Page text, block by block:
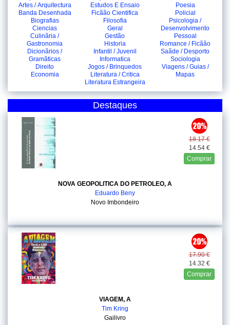
Artes / Arquitectura
Banda Desenhada
Biografias
Ciencias
Culinãria /
Gastronomia
Dicionãrios /
Gramãticas
Direito
Economia
Estudos E Ensaio
Ficãão Cientifica
Filosofia
Geral
Gestão
Historia
Infantil / Juvenil
Informatica
Jogos / Brinquedos
Literatura / Critica
Literatura Estrangeira
Poesia
Policial
Psicologia /
Desenvolvimento
Pessoal
Romance / Ficãão
Saãde / Desporto
Sociologia
Viagens / Guias /
Mapas
Destaques
18.17 €
14.54 €
Comprar
NOVA GEOPOLITICA DO PETROLEO, A
Eduardo Beny
Novo Imbondeiro
17.90 €
14.32 €
Comprar
VIAGEM, A
Tim Kring
Gailivro